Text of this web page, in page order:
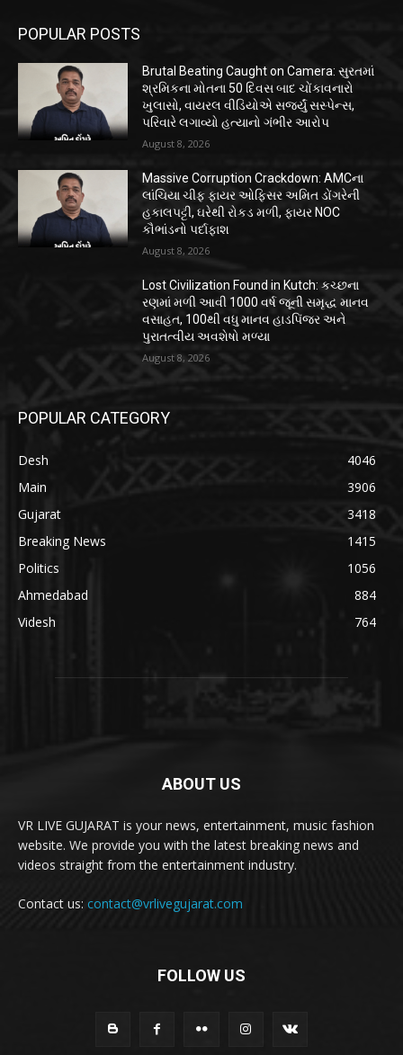
POPULAR POSTS
Brutal Beating Caught on Camera: સુરતમાં
શ્રમિકના મોતના 50 દિવસ બાદ ચોંકાવનારો
ખુલાસો, વાયરલ વીડિયોએ સર્જ્યું સસ્પેન્સ,
પરિવારે લગાવ્યો હત્યાનો ગંભીર આરોપ
August 8, 2026
Massive Corruption Crackdown: AMCના
લાંચિયા ચીફ ફાયર ઓફિસર અમિત ડોંગરેની
હકાલપટ્ટી, ઘરેથી રોકડ મળી, ફાયર NOC
કૌભાંડનો પર્દાફાશ
August 8, 2026
Lost Civilization Found in Kutch: કચ્છના
રણમાં મળી આવી 1000 વર્ષ જૂની સમૃદ્ધ માનવ
વસાહત, 100થી વધુ માનવ હાડપિંજર અને
પુરાતત્વીય અવશેષો મળ્યા
August 8, 2026
POPULAR CATEGORY
Desh
4046
Main
3906
Gujarat
3418
Breaking News
1415
Politics
1056
Ahmedabad
884
Videsh
764
ABOUT US
VR LIVE GUJARAT is your news, entertainment, music fashion
website. We provide you with the latest breaking news and
videos straight from the entertainment industry.
Contact us: contact@vrlivegujarat.com
FOLLOW US